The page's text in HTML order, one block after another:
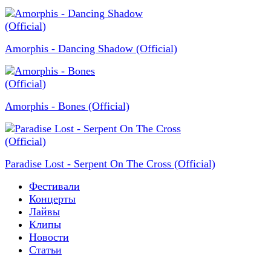
Amorphis - Dancing Shadow (Official)
Amorphis - Bones (Official)
Paradise Lost - Serpent On The Cross (Official)
Фестивали
Концерты
Лайвы
Клипы
Новости
Статьи